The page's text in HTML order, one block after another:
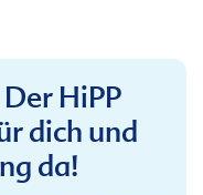
HiPP
dich und
da!